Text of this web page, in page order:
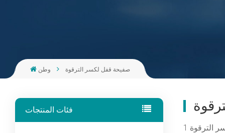
وطن صفيحة قفل لكسر الترقوة
فئات المنتجات